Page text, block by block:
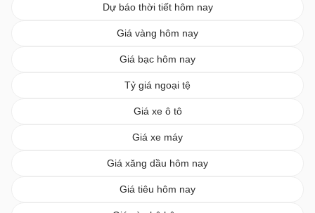
Dự báo thời tiết hôm nay
Giá vàng hôm nay
Giá bạc hôm nay
Tỷ giá ngoại tệ
Giá xe ô tô
Giá xe máy
Giá xăng dầu hôm nay
Giá tiêu hôm nay